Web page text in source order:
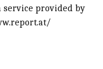
service provided by